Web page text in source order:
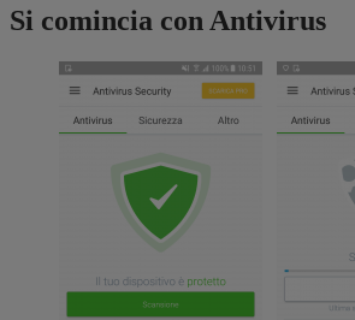
Si comincia con Antivirus